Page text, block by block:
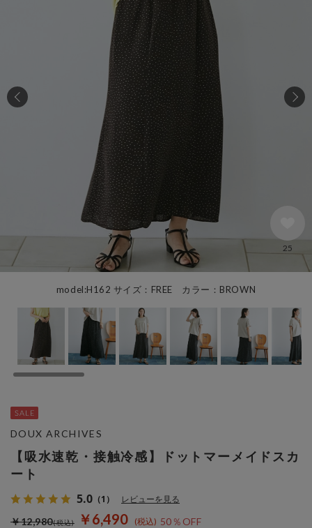
model:H162 サイズ：FREE カラー：BROWN
25
【吸水速乾・接触冷感】ドットマーメイドスカ
ート
5.0 （1） レビューを見る
￥6,490 50％OFF
￥12,980
DOUX ARCHIVES